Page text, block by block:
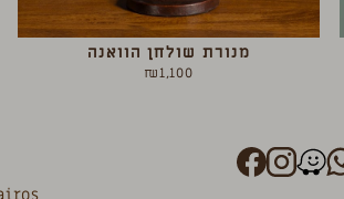
מנורת שולחן הוואנה
₪1,100